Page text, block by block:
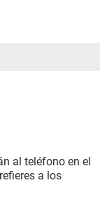
al teléfono en el
a los